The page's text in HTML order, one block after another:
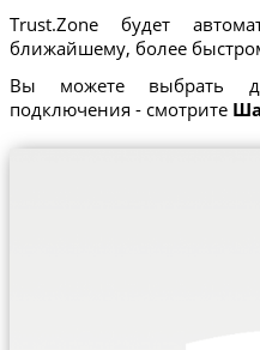
Trust.Zone будет
ближайшему, более
Вы можете выбрать
подключения - смотрите